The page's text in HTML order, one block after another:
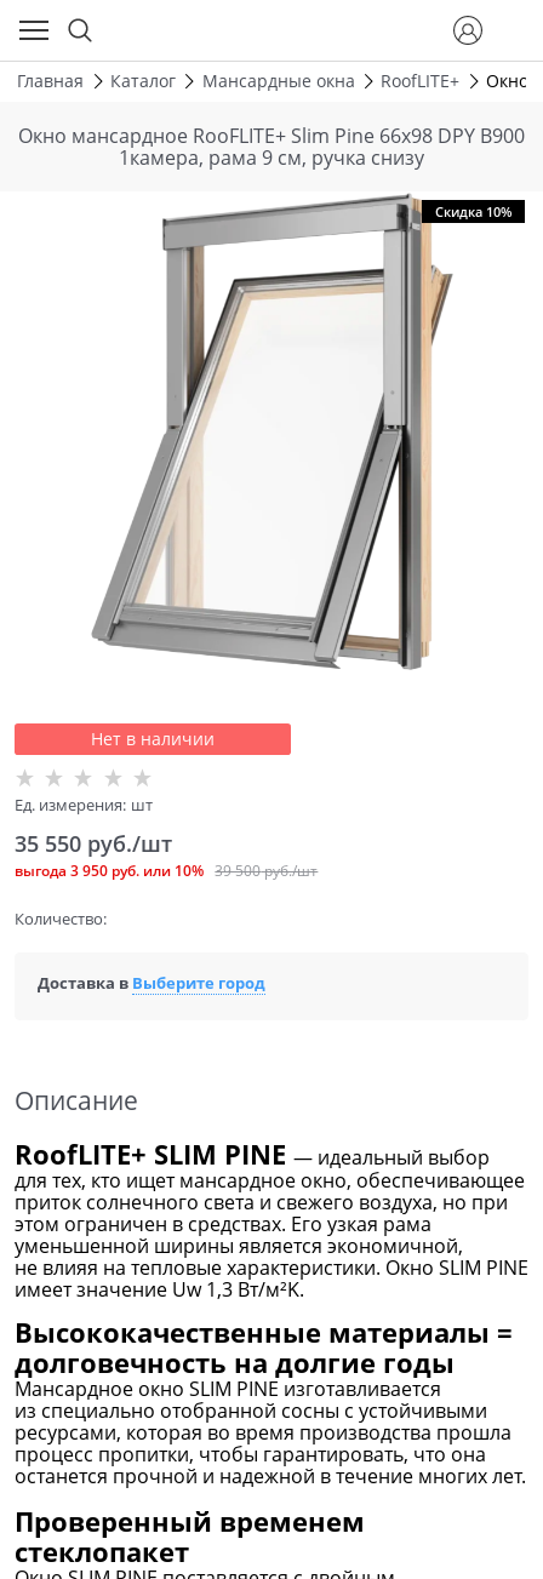
Главная Каталог Мансардные окна RoofLITE+ Окно
Окно мансардное RooFLITE+ Slim Pine 66х98 DPY B900
1камера, рама 9 см, ручка снизу
Скидка 10%
Нет в наличии
Ед. измерения: шт
39 500 руб./шт
35 550 руб./шт
выгода 3 950 руб. или 10%
Количество:
Доставка в Выберите город
Описание
RoofLITE+ SLIM PINE — идеальный выбор
для тех, кто ищет мансардное окно, обеспечивающее
приток солнечного света и свежего воздуха, но при
этом ограничен в средствах. Его узкая рама
уменьшенной ширины является экономичной,
не влияя на тепловые характеристики. Окно SLIM PINE
имеет значение Uw 1,3 Вт/м²K.
Высококачественные материалы =
долговечность на долгие годы
Мансардное окно SLIM PINE изготавливается
из специально отобранной сосны с устойчивыми
ресурсами, которая во время производства прошла
процесс пропитки, чтобы гарантировать, что она
останется прочной и надежной в течение многих лет.
Проверенный временем
стеклопакет